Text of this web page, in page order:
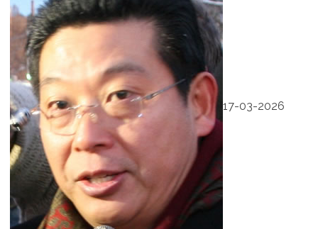
17-03-2026